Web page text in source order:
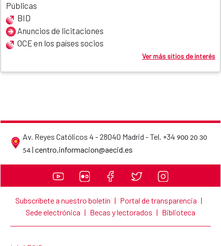
Públicas
BID
Anuncios de licitaciones
OCE en los países socios
Ver más sitios de interés
Av. Reyes Católicos 4 - 28040 Madrid - Tel. +34 900 20 30
54 | centro.informacion@aecid.esAECID contact details
Subscríbete a nuestro boletín | Portal de transparencia |
Sede electrónica | Becas y lectorados | Biblioteca